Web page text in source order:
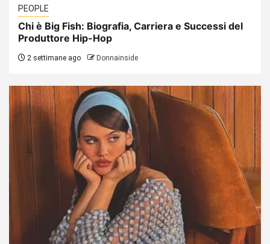
PEOPLE
Chi è Big Fish: Biografia, Carriera e Successi del
Produttore Hip-Hop
2 settimane ago Donnainside